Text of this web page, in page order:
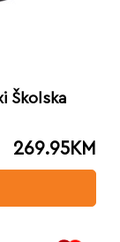
Školska
269.95KM